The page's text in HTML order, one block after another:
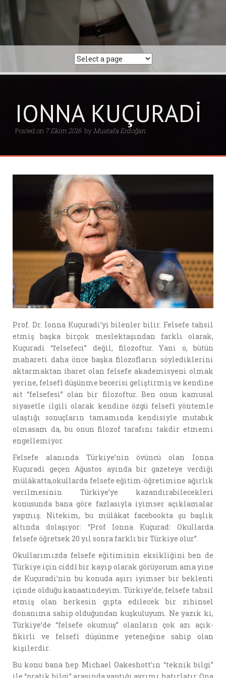
IONNA KUÇURADİ
Posted on 7 Ekim 2016 byMustafa Erdoğan
Prof. Dr. Ionna Kuçuradi’yi bilenler bilir. Felsefe tahsil
etmiş başka birçok meslektaşından farklı olarak,
Kuçuradi “felsefeci” değil, filozoftur. Yani o, bütün
mahareti daha önce başka filozofların söylediklerini
aktarmaktan ibaret olan felsefe akademisyeni olmak
yerine, felsefî düşünme becerisi geliştirmiş ve kendine
ait “felsefesi” olan bir filozoftur. Ben onun kamusal
siyasetle ilgili olarak kendine özgü felsefî yöntemle
ulaştığı sonuçların tamamında kendisiyle mutabık
olmasam da, bu onun filozof tarafını takdir etmemi
engellemiyor.
Felsefe alanında Türkiye’nin övüncü olan Ionna
Kuçuradi geçen Ağustos ayında bir gazeteye verdiği
mülâkatta,okullarda felsefe eğitim-öğretimine ağırlık
verilmesinin Türkiye’ye kazandırabilecekleri
konusunda bana göre fazlasıyla iyimser açıklamalar
yapmış. Nitekim, bu mülâkat facebookta şu başlık
altında dolaşıyor: “Prof Ionna Kuçurad: Okullarda
felsefe öğretsek 20 yıl sonra farklı bir Türkiye olur”.
Okullarımızda felsefe eğitiminin eksikliğini ben de
Türkiye için ciddî bir kayıp olarak görüyorum ama yine
de Kuçuradi’nin bu konuda aşırı iyimser bir beklenti
içinde olduğu kanaatindeyim. Türkiye’de, felsefe tahsil
etmiş olan herkesin gıpta edilecek bir zihinsel
donanıma sahip olduğundan kuşkuluyum. Ne yazık ki,
Türkiye’de “felsefe okumuş” olanların çok azı açık-
fikirli ve felsefî düşünme yeteneğine sahip olan
kişilerdir.
Bu konu bana hep Michael Oakeshott’ın “teknik bilgi”